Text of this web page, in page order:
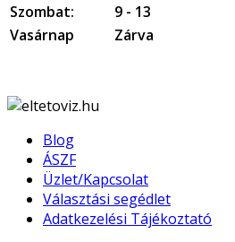
Szombat:
9 - 13
Vasárnap
Zárva
Blog
ÁSZF
Üzlet/Kapcsolat
Választási segédlet
Adatkezelési Tájékoztató